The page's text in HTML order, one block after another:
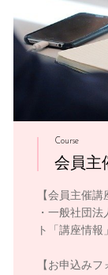
Course
会員主
【会員主催講
・一般社団
ト「講座情報
【お申込みフ